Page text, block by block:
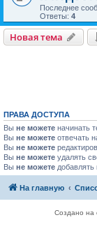
Последнее
Ответы: 4
Новая тема
ПРАВА ДОСТУПА
Вы не можете начинать
Вы не можете отвечать
Вы не можете
Вы не можете удалять
Вы не можете
На главную
Создано на